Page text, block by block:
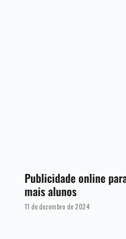
Publicidade online
mais alunos
11 de dezembro de 2024